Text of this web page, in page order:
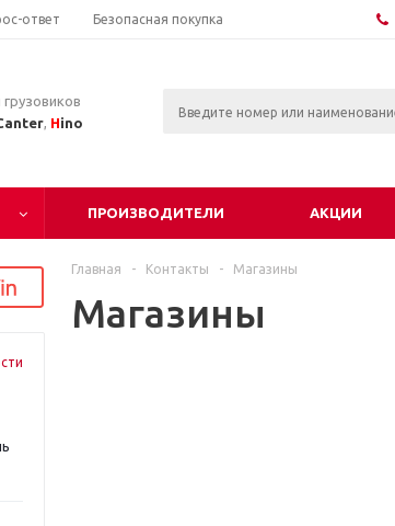
ответ Безопасная покупка
, Hino
ПРОИЗВОДИТЕЛИ АКЦИИ
Главная - Контакты - Магазины
Магазины